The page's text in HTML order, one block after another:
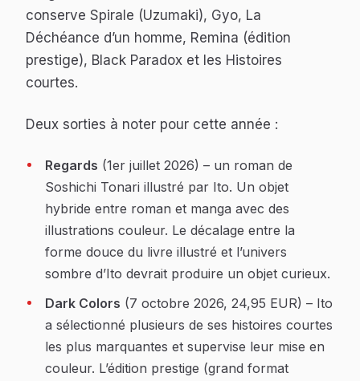
conserve Spirale (Uzumaki), Gyo, La
Déchéance d’un homme, Remina (édition
prestige), Black Paradox et les Histoires
courtes.
Deux sorties à noter pour cette année :
Regards (1er juillet 2026) – un roman de
Soshichi Tonari illustré par Ito. Un objet
hybride entre roman et manga avec des
illustrations couleur. Le décalage entre la
forme douce du livre illustré et l’univers
sombre d’Ito devrait produire un objet curieux.
Dark Colors (7 octobre 2026, 24,95 EUR) – Ito
a sélectionné plusieurs de ses histoires courtes
les plus marquantes et supervise leur mise en
couleur. L’édition prestige (grand format